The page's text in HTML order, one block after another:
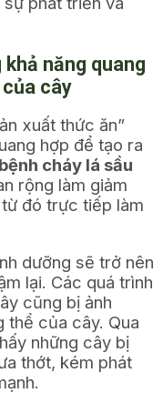
năng quang
cây
xuất thức ăn”
hợp để tạo ra
bệnh cháy lá sầu
rộng làm giảm
đó trực tiếp làm
dưỡng sẽ trở nên
lại. Các quá trình
cũng bị ảnh
thể của cây. Qua
những cây bị
thớt, kém phát